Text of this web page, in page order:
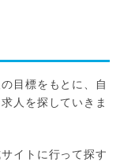
目標をもとに、自
人を探していきま
イトに行って探す